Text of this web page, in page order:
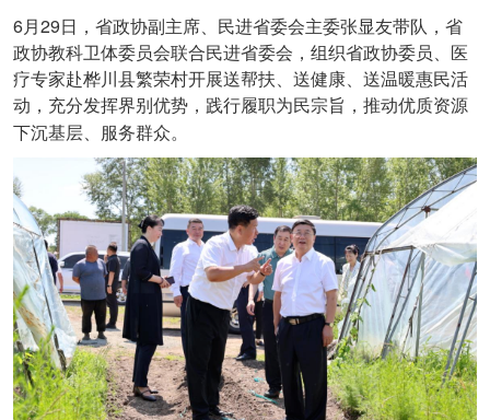
6月 29 日，省政协副主席、民进省委会主委张显友带队，省
政协教科卫体委员会联合民进省委会，组织省政协委员、医
疗专家赴桦川县繁荣村开展送帮扶、送健康、送温暖惠民活
动，充分发挥界别优势，践行履职为民宗旨，推动优质资源
下沉基层、服务群众。